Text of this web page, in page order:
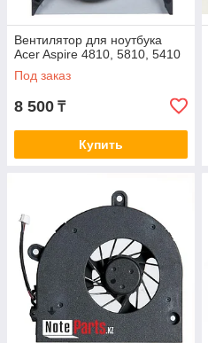
Вентилятор для ноутбука
Acer Aspire 4810, 5810, 5410
Под заказ
8 500 ₸
Купить